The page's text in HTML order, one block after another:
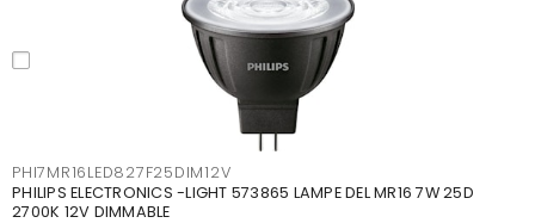
PHI7MR16LED827F25DIM12V
PHILIPS ELECTRONICS -LIGHT 573865 LAMPE DEL MR16 7W 25D
2700K 12V DIMMABLE